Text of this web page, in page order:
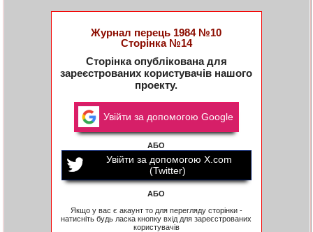
Журнал перець 1984 №10
Сторінка №14
Сторінка опублікована для
зареєстрованих користувачів нашого
проекту.
Увійти за допомогою Google
АБО
Увійти за допомогою X.com
(Twitter)
АБО
Якщо у вас є акаунт то для перегляду сторінки -
натисніть будь ласка кнопку вхід для зареєстрованих
користувачів